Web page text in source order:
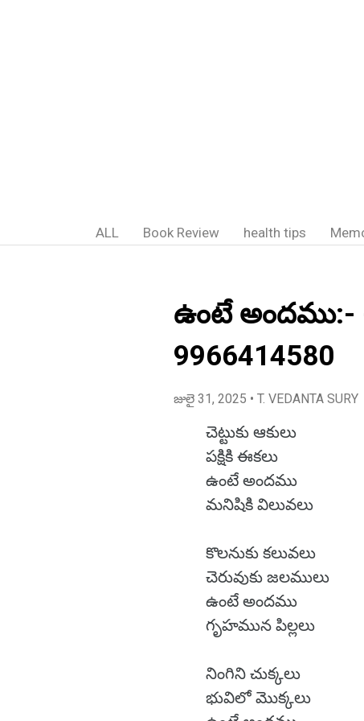
ALL Book Review health tips
ఉంటే
9966414580
జులై 31, 2025 • T. VEDANTA SURY
చెట్టుకు ఆకులు
పక్షికి ఈకలు
ఉంటే అందము
మనిషికి విలువలు
కొలనుకు కలువలు
చెరువుకు జలములు
ఉంటే అందము
గృహమున పిల్లలు
నింగిని చుక్కలు
భువిలో మొక్కలు